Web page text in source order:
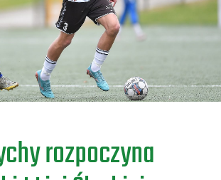
a
rozpoczyna